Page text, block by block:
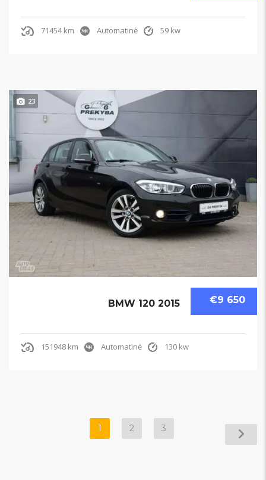
71454 km Automatinė 59 kw
23
€9 650
BMW 120 2015
151948 km Automatinė 130 kw
1 2 3